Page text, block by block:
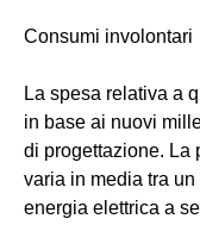
Consumi involontari
La spesa relativa a
in base ai nuovi
di progettazione. La
varia in media tra
energia elettrica a